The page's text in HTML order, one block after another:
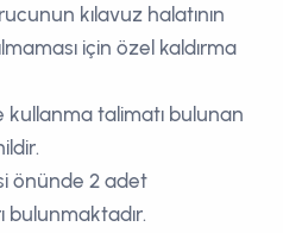
kılavuz halatının
için özel kaldırma
kullanma talimatı bulunan
önünde 2 adet
bulunmaktadır.